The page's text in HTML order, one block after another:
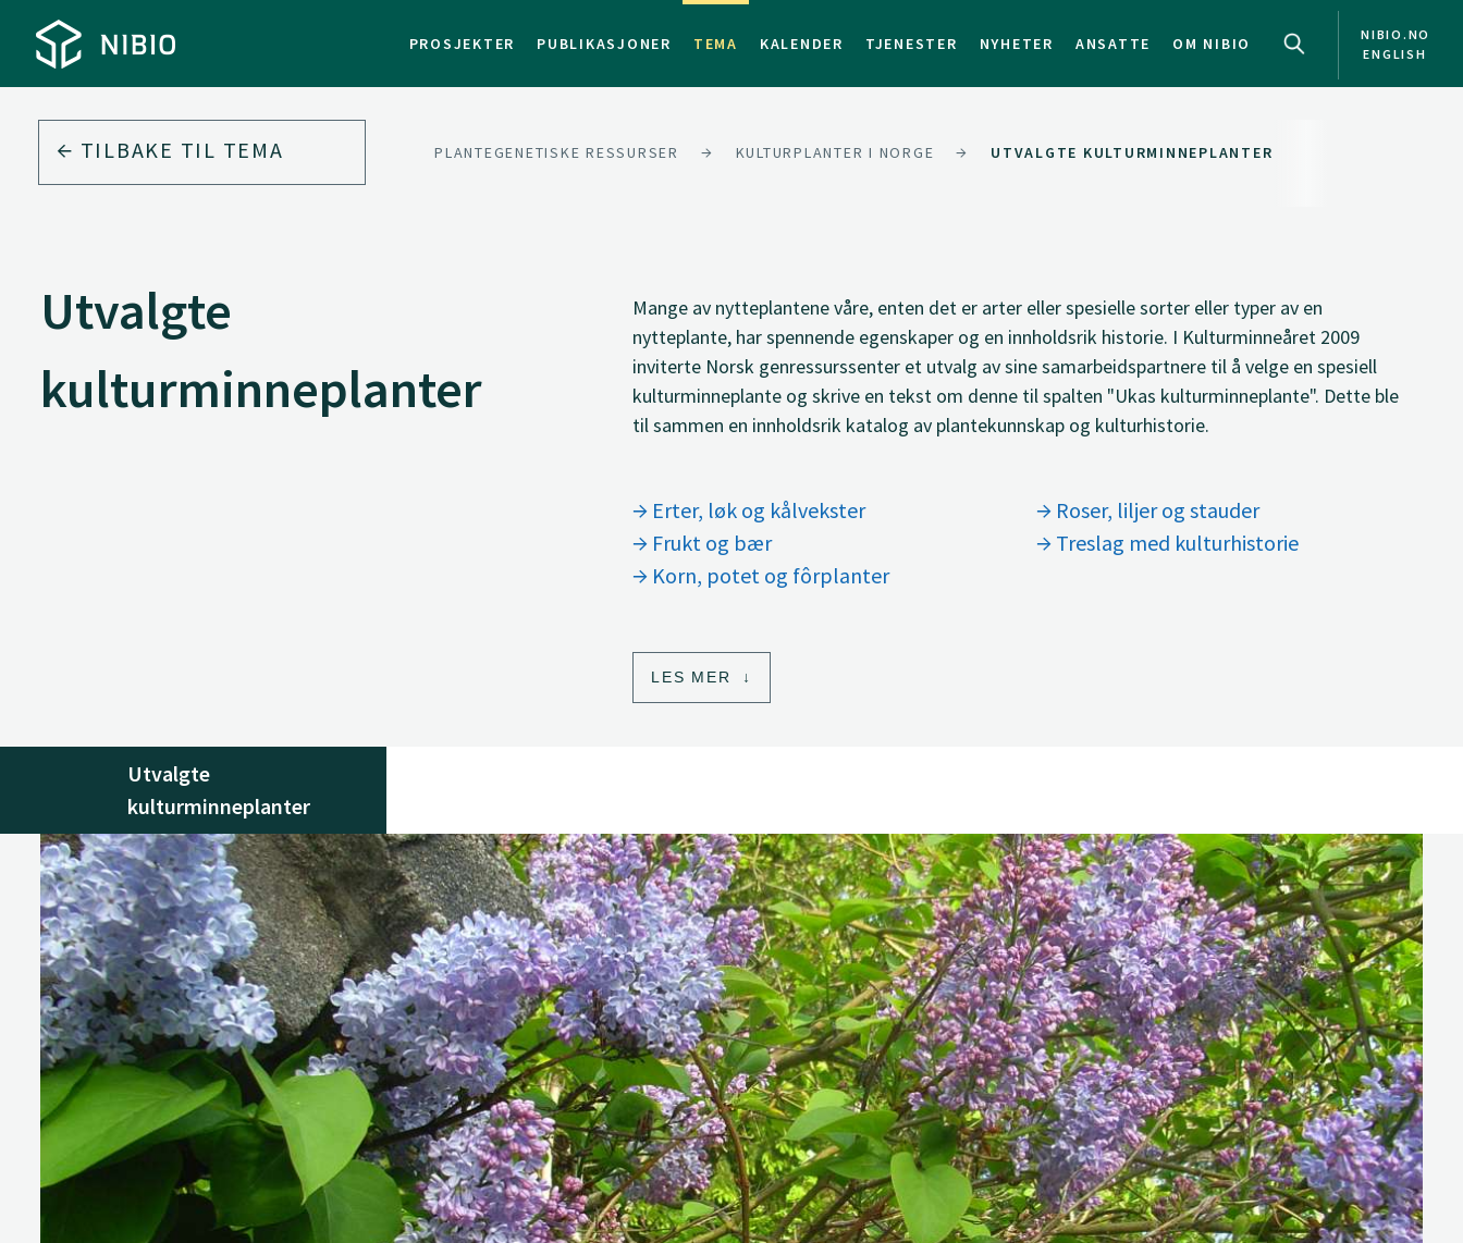
PROSJEKTER PUBLIKASJONER TEMA KALENDER TJENESTER NYHETER ANSATTE OM NIBIO
NIBIO.NO
ENGLISH
TILBAKE TIL TEMA PLANTEGENETISKE RESSURSER KULTURPLANTER I NORGE UTVALGTE KULTURMINNEPLANTER
Utvalgte
kulturminneplanter
Mange av nytteplantene våre, enten det er arter eller spesielle sorter eller typer av en
nytteplante, har spennende egenskaper og en innholdsrik historie. I Kulturminneåret 2009
inviterte Norsk genressurssenter et utvalg av sine samarbeidspartnere til å velge en spesiell
kulturminneplante og skrive en tekst om denne til spalten "Ukas kulturminneplante". Dette ble
til sammen en innholdsrik katalog av plantekunnskap og kulturhistorie.
Erter, løk og kålvekster
Frukt og bær
Korn, potet og fôrplanter
Roser, liljer og stauder
Treslag med kulturhistorie
LES MER
Utvalgte
kulturminneplanter